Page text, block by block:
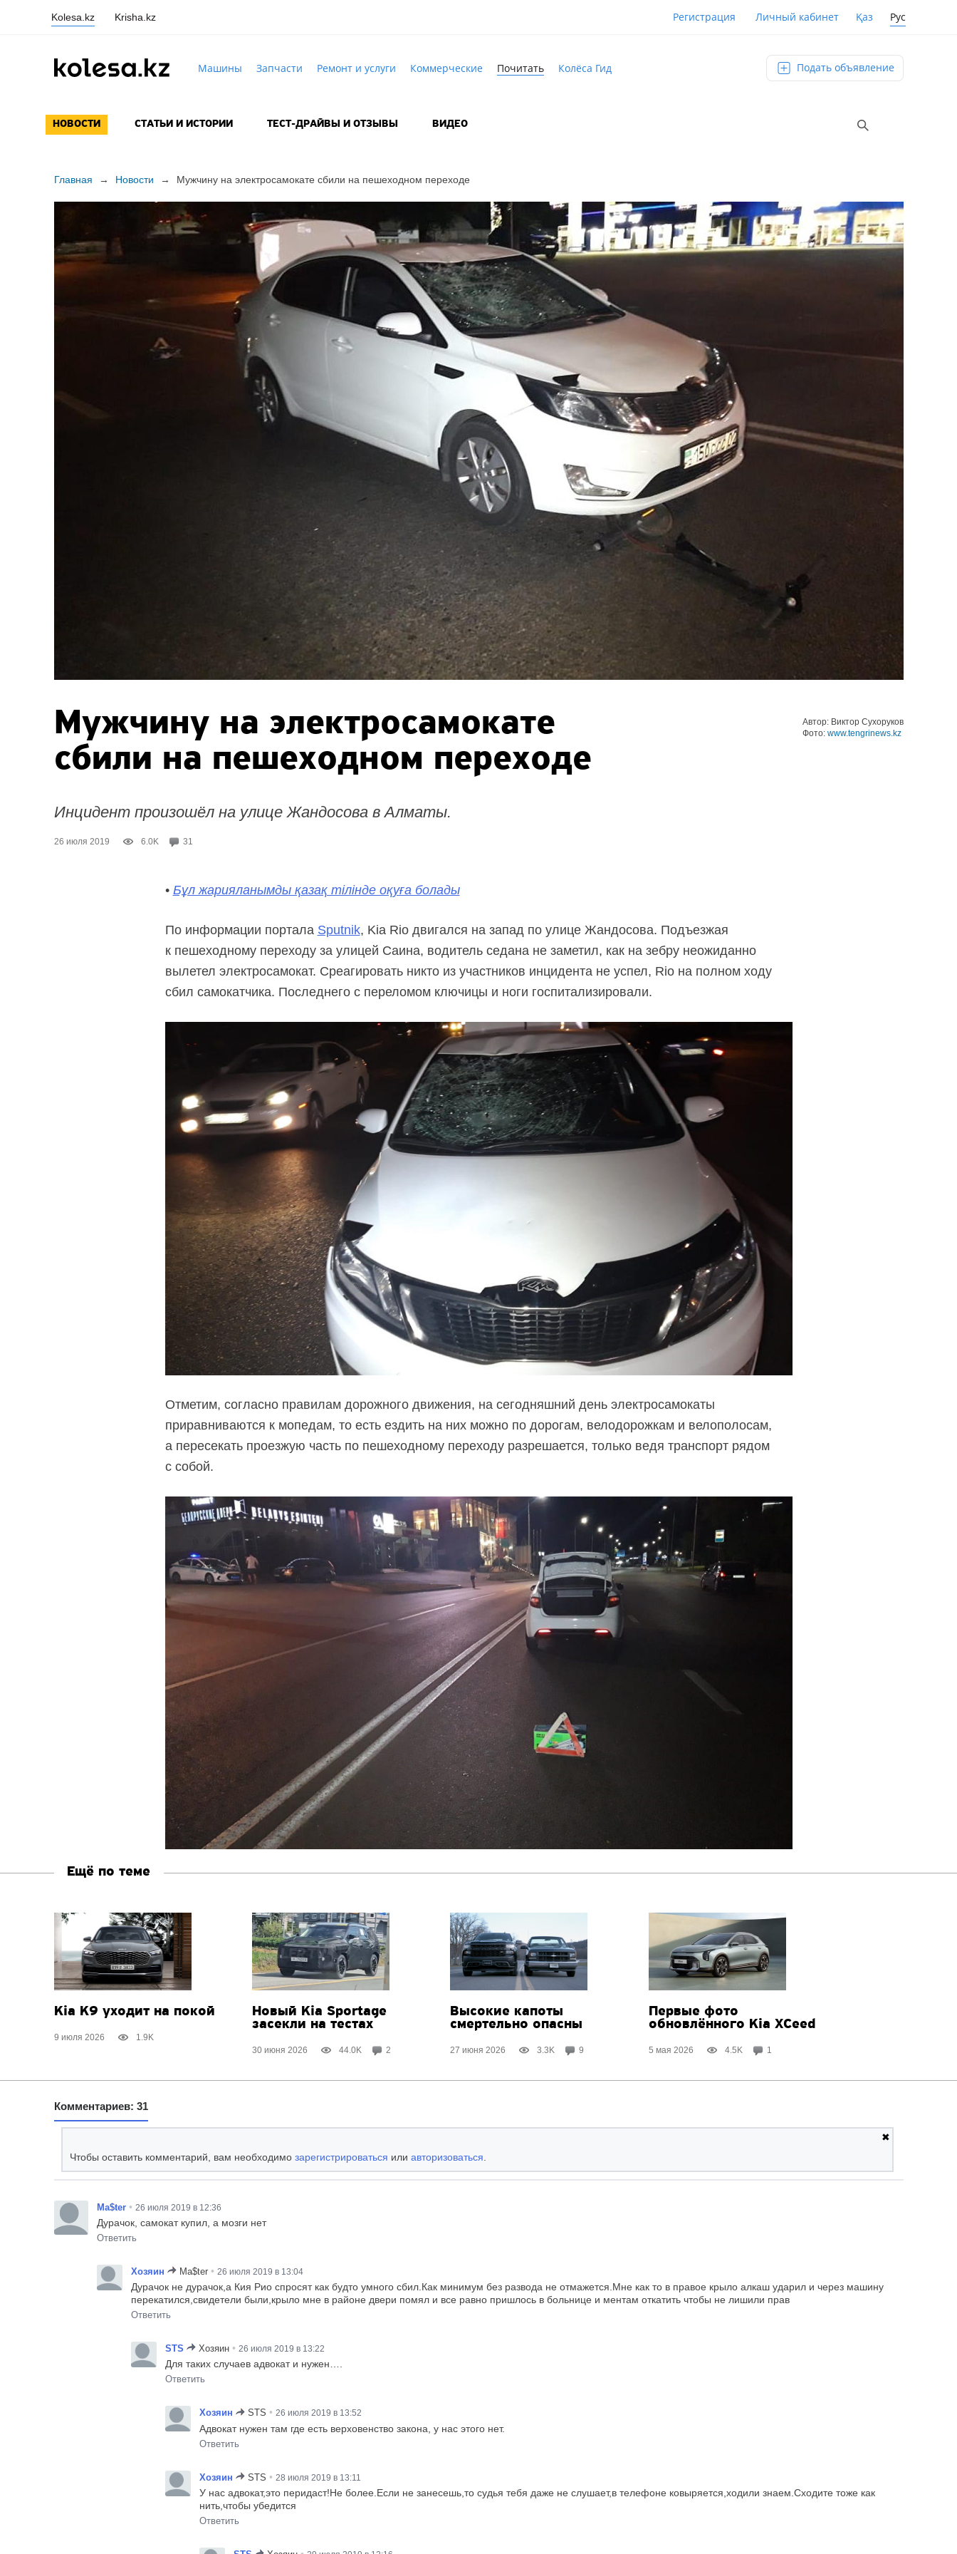
Kolesa.kz Krisha.kz Регистрация Личный кабинет Қаз Рус
Машины Запчасти Ремонт и услуги Коммерческие Почитать Колёса Гид Подать объявление
НОВОСТИ СТАТЬИ И ИСТОРИИ ТЕСТ-ДРАЙВЫ И ОТЗЫВЫ ВИДЕО
Главная → Новости → Мужчину на электросамокате сбили на пешеходном переходе
Мужчину на электросамокате
сбили на пешеходном переходе
Инцидент произошёл на улице Жандосова в Алматы.
26 июля 2019 6.0K 31
Автор: Виктор Сухоруков
Фото: www.tengrinews.kz
• Бұл жарияланымды қазақ тілінде оқуға болады
По информации портала Sputnik, Kia Rio двигался на запад по улице Жандосова. Подъезжая
к пешеходному переходу за улицей Саина, водитель седана не заметил, как на зебру неожиданно
вылетел электросамокат. Среагировать никто из участников инцидента не успел, Rio на полном ходу
сбил самокатчика. Последнего с переломом ключицы и ноги госпитализировали.
Отметим, согласно правилам дорожного движения, на сегодняшний день электросамокаты
приравниваются к мопедам, то есть ездить на них можно по дорогам, велодорожкам и велополосам,
а пересекать проезжую часть по пешеходному переходу разрешается, только ведя транспорт рядом
с собой.
Ещё по теме
Kia K9 уходит на покой
9 июля 2026 1.9K
Новый Kia Sportage
засекли на тестах
30 июня 2026 44.0K 2
Высокие капоты
смертельно опасны
27 июня 2026 3.3K 9
Первые фото
обновлённого Kia XCeed
5 мая 2026 4.5K 1
Комментариев: 31
✖
Чтобы оставить комментарий, вам необходимо зарегистрироваться или авторизоваться.
Ma$ter • 26 июля 2019 в 12:36
Дурачок, самокат купил, а мозги нет
Ответить
Хозяин Ma$ter • 26 июля 2019 в 13:04
Дурачок не дурачок,а Кия Рио спросят как будто умного сбил.Как минимум без развода не отмажется.Мне как то в правое крыло алкаш ударил и через машину
перекатился,свидетели были,крыло мне в районе двери помял и все равно пришлось в больнице и ментам откатить чтобы не лишили прав
Ответить
STS Хозяин • 26 июля 2019 в 13:22
Для таких случаев адвокат и нужен….
Ответить
Хозяин STS • 26 июля 2019 в 13:52
Адвокат нужен там где есть верховенство закона, у нас этого нет.
Ответить
Хозяин STS • 28 июля 2019 в 13:11
У нас адвокат,это перидаст!Не более.Если не занесешь,то судья тебя даже не слушает,в телефоне ковыряется,ходили знаем.Сходите тоже как
нить,чтобы убедится
Ответить